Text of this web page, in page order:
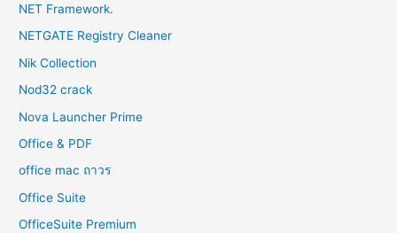
NET Framework.
NETGATE Registry Cleaner
Nik Collection
Nod32 crack
Nova Launcher Prime
Office & PDF
office mac ถาวร
Office Suite
OfficeSuite Premium